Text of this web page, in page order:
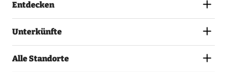
Entdecken
Unterkünfte
Alle Standorte